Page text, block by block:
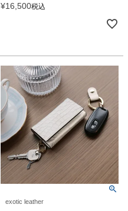
¥16,500税込
exotic leather